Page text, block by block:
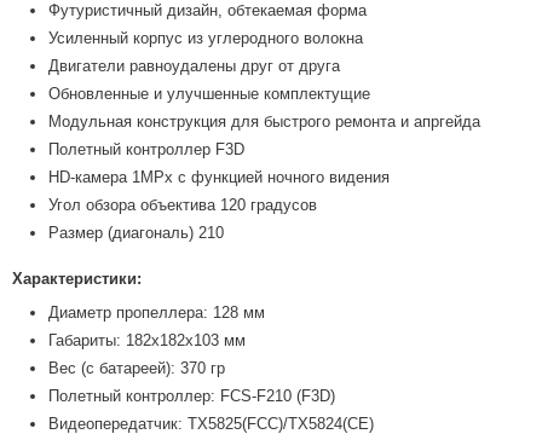
Футуристичный дизайн, обтекаемая форма
Усиленный корпус из углеродного волокна
Двигатели равноудалены друг от друга
Обновленные и улучшенные комплектущие
Модульная конструкция для быстрого ремонта и апргейда
Полетный контроллер F3D
HD-камера 1MPx с функцией ночного видения
Угол обзора объектива 120 градусов
Размер (диагональ) 210
Характеристики:
Диаметр пропеллера: 128 мм
Габариты: 182х182х103 мм
Вес (с батареей): 370 гр
Полетный контроллер: FCS-F210 (F3D)
Видеопередатчик: TX5825(FCC)/TX5824(CE)